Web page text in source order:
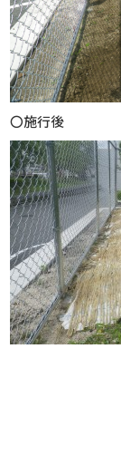
〇施行後